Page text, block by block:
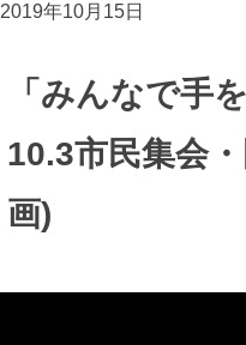
2019年10月15日
「みんなで手
10.3市民集会
画)